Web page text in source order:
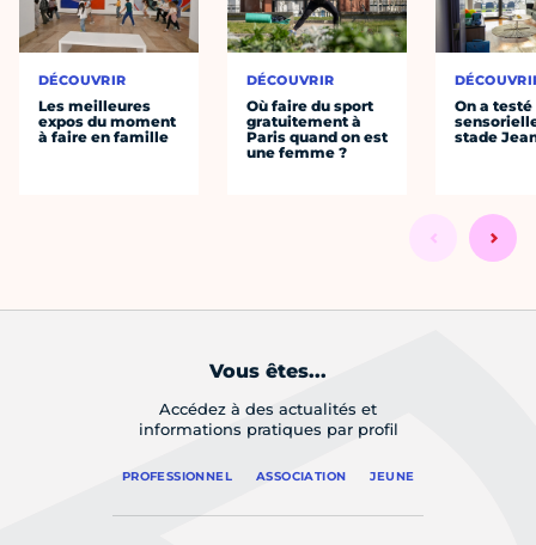
DÉCOUVRIR
Les meilleures
expos du moment
à faire en famille
DÉCOUVRIR
Où faire du sport
gratuitement à
Paris quand on est
une femme ?
On a
stade
Vous êtes...
Accédez à des actualités et
informations pratiques par profil
PROFESSIONNEL ASSOCIATION JEUNE